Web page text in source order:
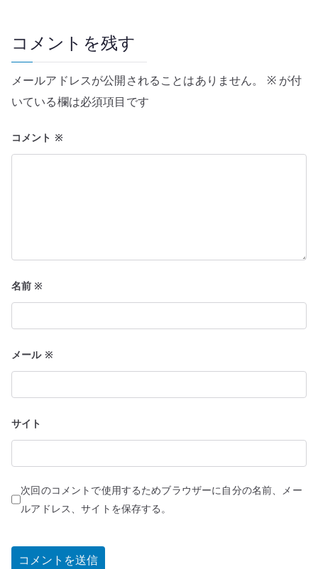
ー
シ
ョ
ン
コメントを残す
メールアドレスが公開されることはありません。 ※が付
いている欄は必須項目です
コメント ※
名前※
メール ※
サイト
次回のコメントで使用するためブラウザーに自分の名前、メー
ルアドレス、サイトを保存する。